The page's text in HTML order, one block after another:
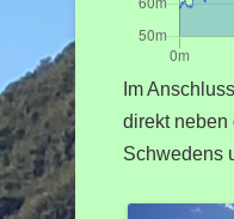
Im
direkt neben
Schwedens